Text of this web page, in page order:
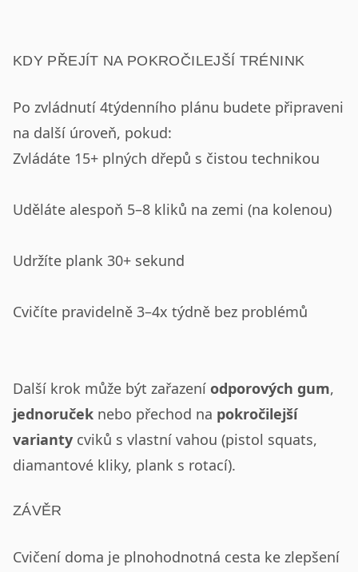
KDY PŘEJÍT NA POKROČILEJŠÍ TRÉNINK
Po zvládnutí 4týdenního plánu budete připraveni
na další úroveň, pokud:
Zvládáte 15+ plných dřepů s čistou technikou
Uděláte alespoň 5–8 kliků na zemi (na kolenou)
Udržíte plank 30+ sekund
Cvičíte pravidelně 3–4x týdně bez problémů
Další krok může být zařazení odporových gum,
jednoruček nebo přechod na pokročilejší
varianty cviků s vlastní vahou (pistol squats,
diamantové kliky, plank s rotací).
ZÁVĚR
Cvičení doma je plnohodnotná cesta ke zlepšení